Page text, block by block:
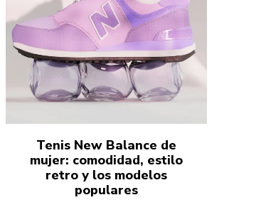
Tenis New Balance de
mujer: comodidad, estilo
retro y los modelos
populares